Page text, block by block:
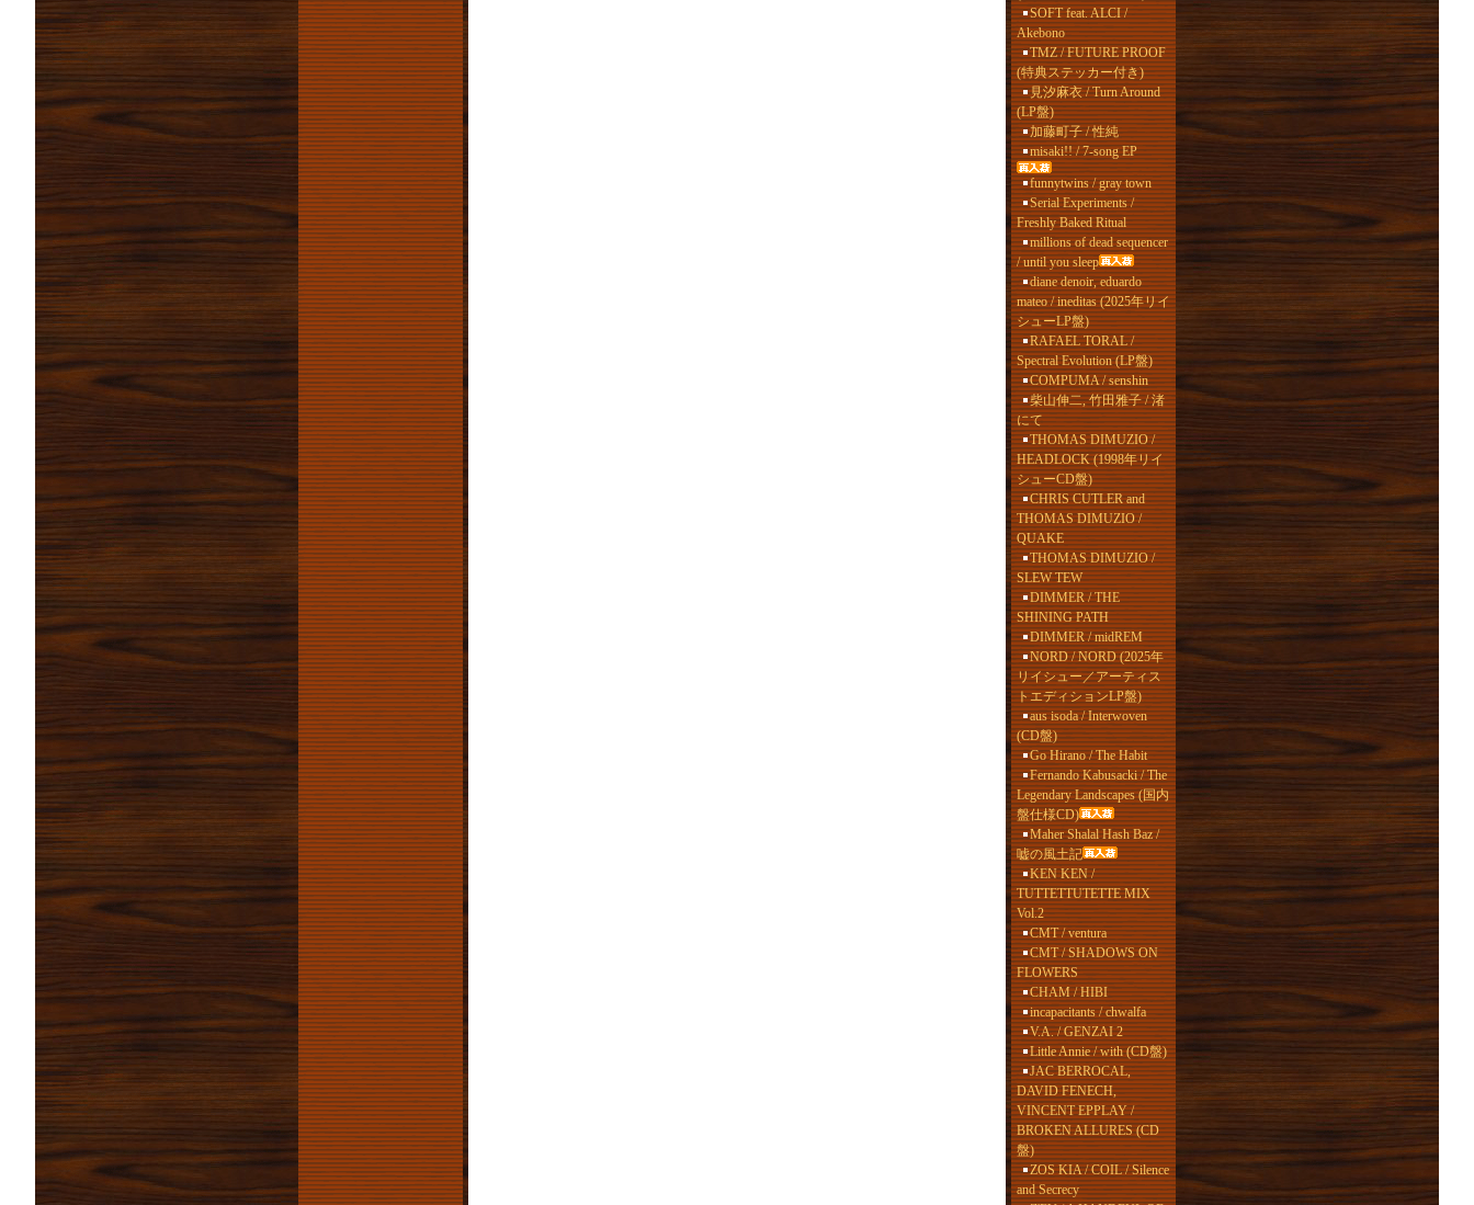
SOFT feat. ALCI /
Akebono
TMZ / FUTURE PROOF
(特典ステッカー付き)
見汐麻衣 / Turn Around
(LP盤)
加藤町子 / 性純
misaki!! / 7-song EP
funnytwins / gray town
Serial Experiments /
Freshly Baked Ritual
millions of dead sequencer
/ until you sleep
diane denoir, eduardo
mateo / ineditas (2025年リイ
シューLP盤)
RAFAEL TORAL /
Spectral Evolution (LP盤)
COMPUMA / senshin
柴山伸二, 竹田雅子 / 渚
にて
THOMAS DIMUZIO /
HEADLOCK (1998年リイ
シューCD盤)
CHRIS CUTLER and
THOMAS DIMUZIO /
QUAKE
THOMAS DIMUZIO /
SLEW TEW
DIMMER / THE
SHINING PATH
DIMMER / midREM
NORD / NORD (2025年
リイシュー／アーティス
トエディションLP盤)
aus isoda / Interwoven
(CD盤)
Go Hirano / The Habit
Fernando Kabusacki / The
Legendary Landscapes (国内
盤仕様CD)
Maher Shalal Hash Baz /
嘘の風土記
KEN KEN /
TUTTETTUTETTE MIX
Vol.2
CMT / ventura
CMT / SHADOWS ON
FLOWERS
CHAM / HIBI
incapacitants / chwalfa
V.A. / GENZAI 2
Little Annie / with (CD盤)
JAC BERROCAL,
DAVID FENECH,
VINCENT EPPLAY /
BROKEN ALLURES (CD
盤)
ZOS KIA / COIL / Silence
and Secrecy